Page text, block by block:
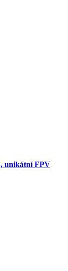
unikátní FPV